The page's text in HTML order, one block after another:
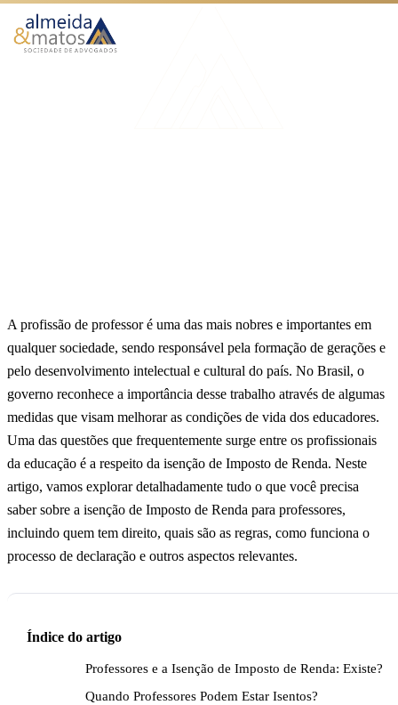
Atuação
A profissão de professor é uma das mais nobres e importantes em
qualquer sociedade, sendo responsável pela formação de gerações e
pelo desenvolvimento intelectual e cultural do país. No Brasil, o
governo reconhece a importância desse trabalho através de algumas
medidas que visam melhorar as condições de vida dos educadores.
Uma das questões que frequentemente surge entre os profissionais
da educação é a respeito da isenção de Imposto de Renda. Neste
artigo, vamos explorar detalhadamente tudo o que você precisa
saber sobre a isenção de Imposto de Renda para professores,
incluindo quem tem direito, quais são as regras, como funciona o
processo de declaração e outros aspectos relevantes.
Índice do artigo
Professores e a Isenção de Imposto de Renda: Existe?
Quando Professores Podem Estar Isentos?